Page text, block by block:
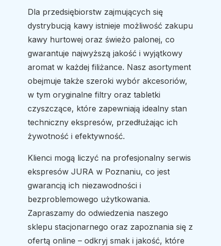
Dla przedsiębiorstw zajmujących się
dystrybucją kawy istnieje możliwość zakupu
kawy hurtowej oraz świeżo palonej, co
gwarantuje najwyższą jakość i wyjątkowy
aromat w każdej filiżance. Nasz asortyment
obejmuje także szeroki wybór akcesoriów,
w tym oryginalne filtry oraz tabletki
czyszczące, które zapewniają idealny stan
techniczny ekspresów, przedłużając ich
żywotność i efektywność.
Klienci mogą liczyć na profesjonalny serwis
ekspresów JURA w Poznaniu, co jest
gwarancją ich niezawodności i
bezproblemowego użytkowania.
Zapraszamy do odwiedzenia naszego
sklepu stacjonarnego oraz zapoznania się z
ofertą online – odkryj smak i jakość, które